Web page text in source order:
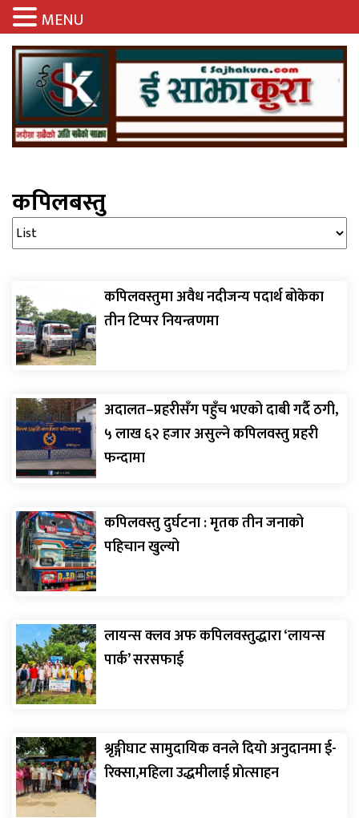
कपिलबस्तु
कपिलवस्तुमा अवैध नदीजन्य पदार्थ बोकेका
तीन टिप्पर नियन्त्रणमा
अदालत–प्रहरीसँग पहुँच भएको दाबी गर्दै ठगी,
५ लाख ६२ हजार असुल्ने कपिलवस्तु प्रहरी
फन्दामा
कपिलवस्तु दुर्घटना : मृतक तीन जनाको
पहिचान खुल्यो
लायन्स क्लव अफ कपिलवस्तुद्धारा ‘लायन्स
पार्क’ सरसफाई
श्रृङ्गीघाट सामुदायिक वनले दियाे अनुदानमा ई-
रिक्सा,महिला उद्धमीलाई प्राेत्साहन
MENU